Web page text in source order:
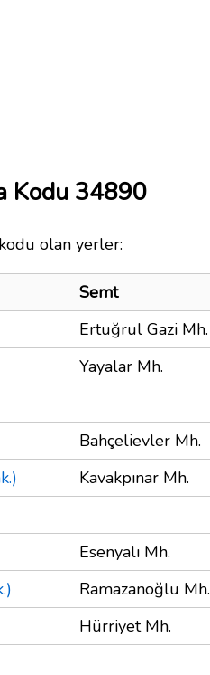
Kodu 34890
olan yerler:
Semt
Ertuğrul Gazi Mh.
Yayalar Mh.
Bahçelievler Mh.
Kavakpınar Mh.
Esenyalı Mh.
Ramazanoğlu Mh.
Hürriyet Mh.